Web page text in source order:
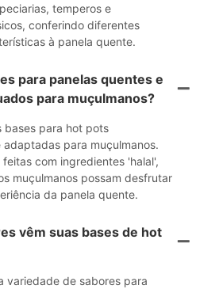
temperos e
conferindo diferentes
à panela quente.
para panelas quentes e
para muçulmanos?
bases para hot pots
para muçulmanos.
feitas com ingredientes 'halal',
muçulmanos possam desfrutar
da panela quente.
vêm suas bases de hot
variedade de sabores para